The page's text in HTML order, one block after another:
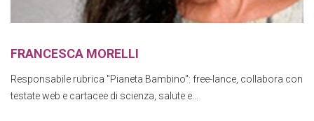
FRANCESCA MORELLI
Responsabile rubrica "Pianeta Bambino": free-lance, collabora con
testate web e cartacee di scienza, salute e...